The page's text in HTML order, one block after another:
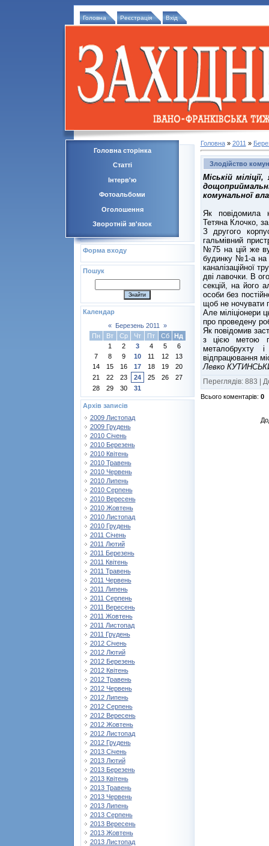
Головна Реєстрація Вхід
Головна сторінка
Статті
Інтерв'ю
Фотоальбоми
Оголошення
Зворотній зв'язок
Форма входу
Пошук
Календар
«
Березень 2011
»
Пн
Вт Ср Чт Пт Сб
Нд
1
2 3 4 5
6
7
8 9 10 11 12
13
14
15 16 17 18 19
20
21
22 23 24 25 26
27
28
29 30 31
Архів записів
2009 Листопад
2009 Грудень
2010 Січень
2010 Березень
2010 Квітень
2010 Травень
2010 Червень
2010 Липень
2010 Серпень
2010 Вересень
2010 Жовтень
2010 Листопад
2010 Грудень
2011 Січень
2011 Лютий
2011 Березень
2011 Квітень
2011 Травень
2011 Червень
2011 Липень
2011 Серпень
2011 Вересень
2011 Жовтень
2011 Листопад
2011 Грудень
2012 Січень
2012 Лютий
2012 Березень
2012 Квітень
2012 Травень
2012 Червень
2012 Липень
2012 Серпень
2012 Вересень
2012 Жовтень
2012 Листопад
2012 Грудень
2013 Січень
2013 Лютий
2013 Березень
2013 Квітень
2013 Травень
2013 Червень
2013 Липень
2013 Серпень
2013 Вересень
2013 Жовтень
2013 Листопад
Головна» 2011 »
Злодійство
Міській
комунальної
Як повідомила
Тетяна Клочко,
З другого
гальмівний
№75 на цій же
будинку №1-а на
каналізаційної
дві лавочки. В
секцій, на його
особи без
щоб не ночувати
Але міліціонери
про проведену
Як повідомив
з цією метою
металобрухту
відпрацювання
Левко
Переглядів: 883 |
Всього коментарів: 0